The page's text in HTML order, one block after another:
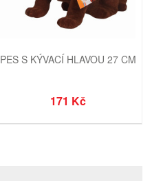
PES S KÝVACÍ HLAVOU 27 CM
171 Kč